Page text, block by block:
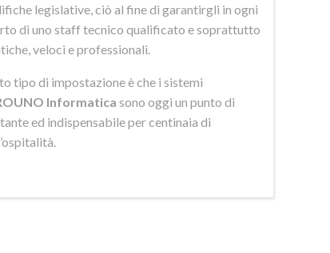
legislative, ciò al fine di garantirgli in ogni
di uno staff tecnico qualificato e soprattutto
veloci e professionali.
tipo di impostazione è che i sistemi
Informatica sono oggi un punto di
ed indispensabile per centinaia di